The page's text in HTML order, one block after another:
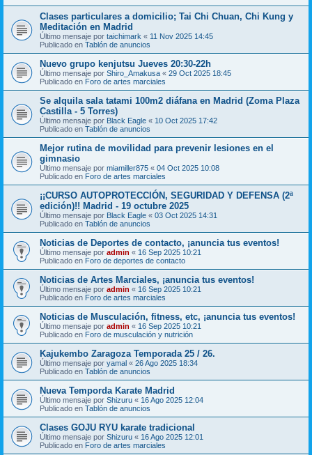
Clases particulares a domicilio; Tai Chi Chuan, Chi Kung y
Meditación en Madrid
Último mensaje por taichimark « 11 Nov 2025 14:45
Publicado en Tablón de anuncios
Nuevo grupo kenjutsu Jueves 20:30-22h
Último mensaje por Shiro_Amakusa « 29 Oct 2025 18:45
Publicado en Foro de artes marciales
Se alquila sala tatami 100m2 diáfana en Madrid (Zoma Plaza
Castilla - 5 Torres)
Último mensaje por Black Eagle « 10 Oct 2025 17:42
Publicado en Tablón de anuncios
Mejor rutina de movilidad para prevenir lesiones en el
gimnasio
Último mensaje por miamiller875 « 04 Oct 2025 10:08
Publicado en Foro de artes marciales
¡¡CURSO AUTOPROTECCIÓN, SEGURIDAD Y DEFENSA (2ª
edición)!! Madrid - 19 octubre 2025
Último mensaje por Black Eagle « 03 Oct 2025 14:31
Publicado en Tablón de anuncios
Noticias de Deportes de contacto, ¡anuncia tus eventos!
Último mensaje por admin « 16 Sep 2025 10:21
Publicado en Foro de deportes de contacto
Noticias de Artes Marciales, ¡anuncia tus eventos!
Último mensaje por admin « 16 Sep 2025 10:21
Publicado en Foro de artes marciales
Noticias de Musculación, fitness, etc, ¡anuncia tus eventos!
Último mensaje por admin « 16 Sep 2025 10:21
Publicado en Foro de musculación y nutrición
Kajukembo Zaragoza Temporada 25 / 26.
Último mensaje por yamal « 26 Ago 2025 18:34
Publicado en Tablón de anuncios
Nueva Temporda Karate Madrid
Último mensaje por Shizuru « 16 Ago 2025 12:04
Publicado en Tablón de anuncios
Clases GOJU RYU karate tradicional
Último mensaje por Shizuru « 16 Ago 2025 12:01
Publicado en Foro de artes marciales